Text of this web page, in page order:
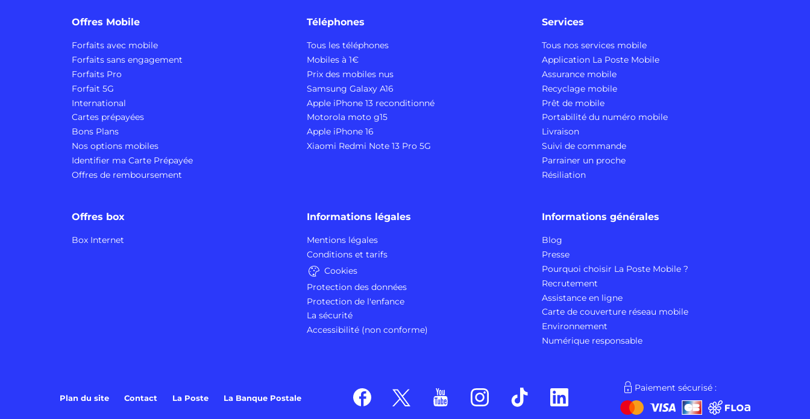
Offres Mobile
Forfaits avec mobile
Forfaits sans engagement
Forfaits Pro
Forfait 5G
International
Cartes prépayées
Bons Plans
Nos options mobiles
Identifier ma Carte Prépayée
Offres de remboursement
Téléphones
Tous les téléphones
Mobiles à 1€
Prix des mobiles nus
Samsung Galaxy A16
Apple iPhone 13 reconditionné
Motorola moto g15
Apple iPhone 16
Xiaomi Redmi Note 13 Pro 5G
Services
Tous nos services mobile
Application La Poste Mobile
Assurance mobile
Recyclage mobile
Prêt de mobile
Portabilité du numéro mobile
Livraison
Suivi de commande
Parrainer un proche
Résiliation
Offres box
Box Internet
Informations légales
Mentions légales
Conditions et tarifs
Cookies
Protection des données
Protection de l'enfance
La sécurité
Accessibilité (non conforme)
Informations générales
Blog
Presse
Pourquoi choisir La Poste Mobile ?
Recrutement
Assistance en ligne
Carte de couverture réseau mobile
Environnement
Numérique responsable
Plan du site Contact La Poste La Banque Postale
Paiement sécurisé :